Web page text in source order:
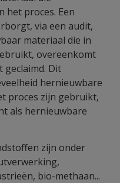
het proces. Een
via een audit,
materiaal die in
overeenkomt
geclaimd. Dit
hernieuwbare
proces zijn gebruikt,
als hernieuwbare
zijn onder
bio-methaan...